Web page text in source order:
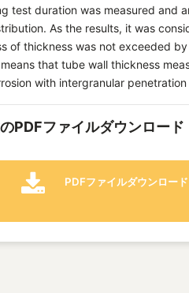
test duration was measured and
As the results, it was
of thickness was not exceeded
that tube wall thickness
with intergranular
PDFファイルダウンロード
PDFファイルダウンロード